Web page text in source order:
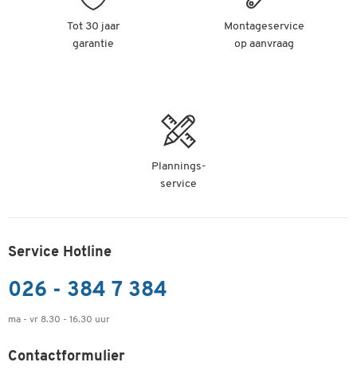
Tot 30 jaar
garantie
Montageservice
op aanvraag
Plannings-
service
Service Hotline
026 - 384 7 384
ma - vr 8.30 - 16.30 uur
Contactformulier